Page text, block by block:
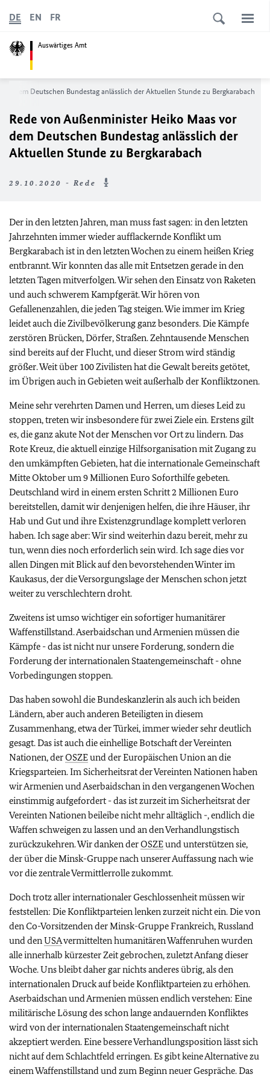
Auswärtiges Amt
DE EN FR
dem Deutschen Bundestag anlässlich der Aktuellen Stunde zu Bergkarabach
Rede von Außenminister Heiko Maas vor
dem Deutschen Bundestag anlässlich der
Aktuellen Stunde zu Bergkarabach
29.10.2020 - Rede
Der in den letzten Jahren, man muss fast sagen: in den letzten
Jahrzehnten immer wieder aufflackernde Konflikt um
Bergkarabach ist in den letzten Wochen zu einem heißen Krieg
entbrannt. Wir konnten das alle mit Entsetzen gerade in den
letzten Tagen mitverfolgen. Wir sehen den Einsatz von Raketen
und auch schwerem Kampfgerät. Wir hören von
Gefallenenzahlen, die jeden Tag steigen. Wie immer im Krieg
leidet auch die Zivilbevölkerung ganz besonders. Die Kämpfe
zerstören Brücken, Dörfer, Straßen. Zehntausende Menschen
sind bereits auf der Flucht, und dieser Strom wird ständig
größer. Weit über 100 Zivilisten hat die Gewalt bereits getötet,
im Übrigen auch in Gebieten weit außerhalb der Konfliktzonen.
Meine sehr verehrten Damen und Herren, um dieses Leid zu
stoppen, treten wir insbesondere für zwei Ziele ein. Erstens gilt
es, die ganz akute Not der Menschen vor Ort zu lindern. Das
Rote Kreuz, die aktuell einzige Hilfsorganisation mit Zugang zu
den umkämpften Gebieten, hat die internationale Gemeinschaft
Mitte Oktober um 9 Millionen Euro Soforthilfe gebeten.
Deutschland wird in einem ersten Schritt 2 Millionen Euro
bereitstellen, damit wir denjenigen helfen, die ihre Häuser, ihr
Hab und Gut und ihre Existenzgrundlage komplett verloren
haben. Ich sage aber: Wir sind weiterhin dazu bereit, mehr zu
tun, wenn dies noch erforderlich sein wird. Ich sage dies vor
allen Dingen mit Blick auf den bevorstehenden Winter im
Kaukasus, der die Versorgungslage der Menschen schon jetzt
weiter zu verschlechtern droht.
Zweitens ist umso wichtiger ein sofortiger humanitärer
Waffenstillstand. Aserbaidschan und Armenien müssen die
Kämpfe - das ist nicht nur unsere Forderung, sondern die
Forderung der internationalen Staatengemeinschaft - ohne
Vorbedingungen stoppen.
Das haben sowohl die Bundeskanzlerin als auch ich beiden
Ländern, aber auch anderen Beteiligten in diesem
Zusammenhang, etwa der Türkei, immer wieder sehr deutlich
gesagt. Das ist auch die einhellige Botschaft der Vereinten
Nationen, derOSZEund der Europäischen Union an die
Kriegsparteien. Im Sicherheitsrat der Vereinten Nationen haben
wir Armenien und Aserbaidschan in den vergangenen Wochen
einstimmig aufgefordert - das ist zurzeit im Sicherheitsrat der
Vereinten Nationen beileibe nicht mehr alltäglich -, endlich die
Waffen schweigen zu lassen und an den Verhandlungstisch
zurückzukehren. Wir danken derOSZEund unterstützen sie,
der über die Minsk-Gruppe nach unserer Auffassung nach wie
vor die zentrale Vermittlerrolle zukommt.
Doch trotz aller internationaler Geschlossenheit müssen wir
feststellen: Die Konfliktparteien lenken zurzeit nicht ein. Die von
den Co-Vorsitzenden der Minsk-Gruppe Frankreich, Russland
und denUSAvermittelten humanitären Waffenruhen wurden
alle innerhalb kürzester Zeit gebrochen, zuletzt Anfang dieser
Woche. Uns bleibt daher gar nichts anderes übrig, als den
internationalen Druck auf beide Konfliktparteien zu erhöhen.
Aserbaidschan und Armenien müssen endlich verstehen: Eine
militärische Lösung des schon lange andauernden Konfliktes
wird von der internationalen Staatengemeinschaft nicht
akzeptiert werden. Eine bessere Verhandlungsposition lässt sich
nicht auf dem Schlachtfeld erringen. Es gibt keine Alternative zu
einem Waffenstillstand und zum Beginn neuer Gespräche. Das